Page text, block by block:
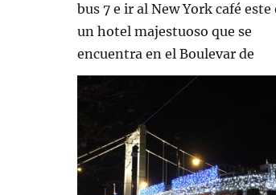
bus 7 e ir al New York café este
un hotel majestuoso que se
encuentra en el Boulevar de